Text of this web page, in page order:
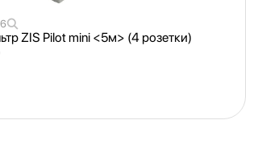
ZIS Pilot mini <5м> (4 розетки)